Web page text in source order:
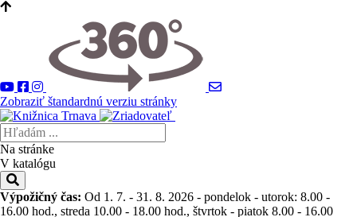
Zobraziť štandardnú verziu stránky
Na stránke
V katalógu
Výpožičný čas: Od 1. 7. - 31. 8. 2026 - pondelok - utorok: 8.00 -
16.00 hod., streda 10.00 - 18.00 hod., štvrtok - piatok 8.00 - 16.00